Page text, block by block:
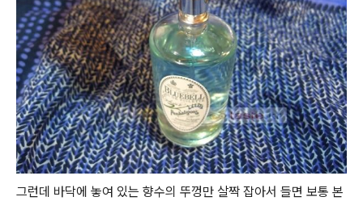
그런데 바닥에 놓여 있는 향수의 뚜껑만 살짝 잡아서 들면 보통 본